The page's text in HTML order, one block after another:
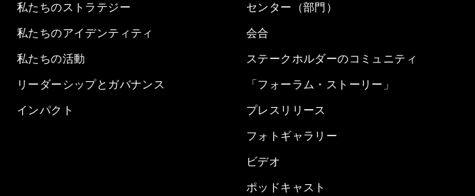
私たちのストラテジー
私たちのアイデンティティ
私たちの活動
リーダーシップとガバナンス
インパクト
センター（部門）
会合
ステークホルダーのコミュニティ
「フォーラム・ストーリー」
プレスリリース
フォトギャラリー
ビデオ
ポッドキャスト